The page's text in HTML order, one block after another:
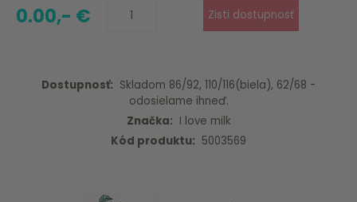
0.00,- €
Dostupnosť: Skladom 86/92, 110/116(biela), 62/68 -
odosielame ihneď.
Značka: I love milk
Kód produktu: 5003569